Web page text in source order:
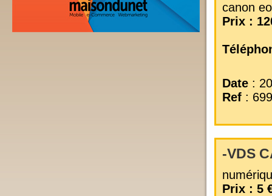
canon
Prix :
Date :
Ref :
-VDS
Prix : 5